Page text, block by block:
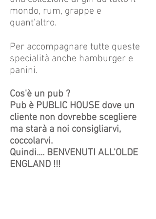
mondo, rum, grappe e
quant'altro.
Per accompagnare tutte queste
specialità anche hamburger e
panini.
Cos'è un pub ?
Pub è PUBLIC HOUSE dove un
cliente non dovrebbe scegliere
ma starà a noi consigliarvi,
coccolarvi.
Quindi.... BENVENUTI ALL'OLDE
ENGLAND !!!